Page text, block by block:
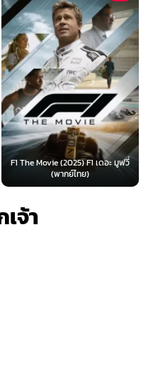
(2025) F1 เดอะ มูฟวี่
Furiosa:
จ้า